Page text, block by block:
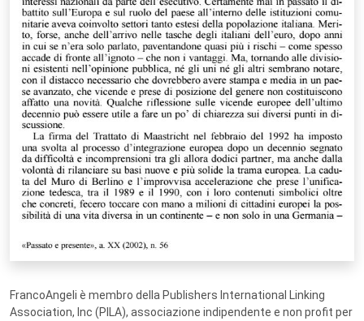
FrancoAngeli è membro della Publishers International Linking
Association, Inc (PILA), associazione indipendente e non profit per